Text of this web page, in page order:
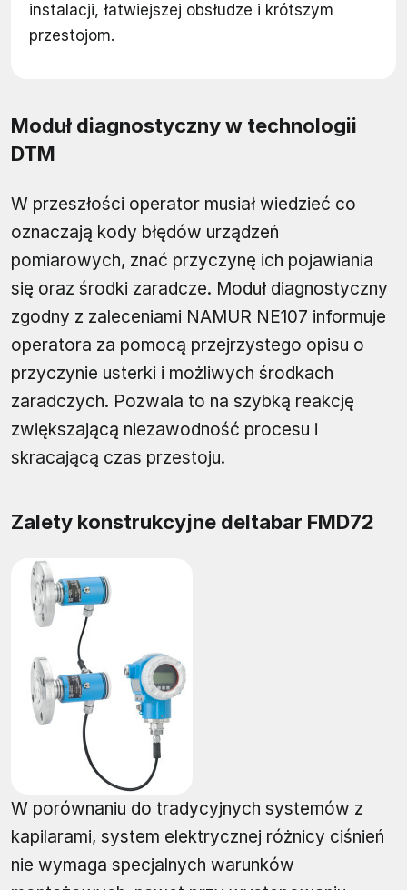
instalacji, łatwiejszej obsłudze i krótszym
przestojom.
Moduł diagnostyczny w technologii
DTM
W przeszłości operator musiał wiedzieć co
oznaczają kody błędów urządzeń
pomiarowych, znać przyczynę ich pojawiania
się oraz środki zaradcze. Moduł diagnostyczny
zgodny z zaleceniami NAMUR NE107 informuje
operatora za pomocą przejrzystego opisu o
przyczynie usterki i możliwych środkach
zaradczych. Pozwala to na szybką reakcję
zwiększającą niezawodność procesu i
skracającą czas przestoju.
Zalety konstrukcyjne deltabar FMD72
W porównaniu do tradycyjnych systemów z
kapilarami, system elektrycznej różnicy ciśnień
nie wymaga specjalnych warunków